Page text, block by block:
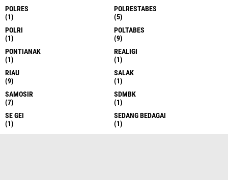
POLRES
(1)
POLRESTABES
(5)
POLRI
(1)
POLTABES
(9)
PONTIANAK
(1)
REALIGI
(1)
RIAU
(9)
SALAK
(1)
SAMOSIR
(7)
SDMBK
(1)
SE GEI
(1)
SEDANG BEDAGAI
(1)